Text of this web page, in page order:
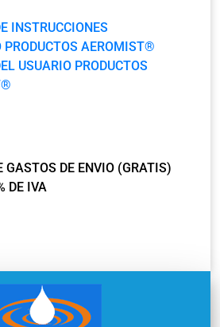
INSTRUCCIONES
PRODUCTOS AEROMIST®
USUARIO PRODUCTOS
GASTOS DE ENVIO (GRATIS)
DE IVA